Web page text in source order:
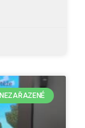
NEZAŘAZENÉ